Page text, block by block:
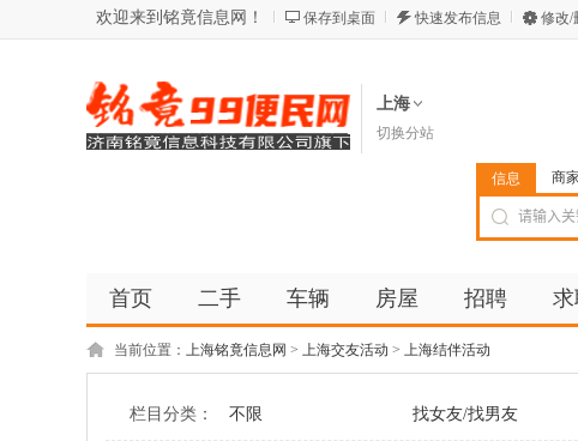
欢迎来到铭竟信息网！ 保存到桌面 快速发布信息 修改/
上海
切换分站
信息 商家
首页 二手 车辆 房屋 招聘 求
当前位置： 上海铭竟信息网 > 上海交友活动 > 上海结伴活动
栏目分类： 不限 找女友/找男友